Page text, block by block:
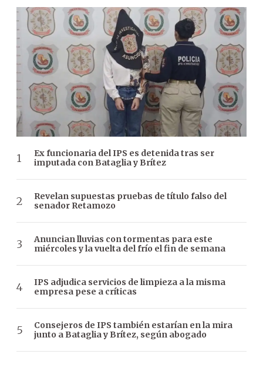
Ex funcionaria del IPS es detenida tras ser
imputada con Bataglia y Brítez
Revelan supuestas pruebas de título falso del
senador Retamozo
Anuncian lluvias con tormentas para este
miércoles y la vuelta del frío el fin de semana
IPS adjudica servicios de limpieza a la misma
empresa pese a críticas
Consejeros de IPS también estarían en la mira
junto a Bataglia y Brítez, según abogado